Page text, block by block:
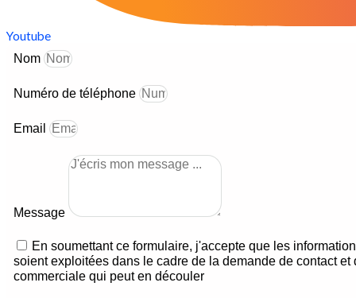
Youtube
Nom
Numéro de téléphone
Email
Message
En soumettant ce formulaire, j'accepte que les
soient exploitées dans le cadre de la demande de contact et
commerciale qui peut en découler